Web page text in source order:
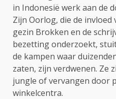
in Indonesië werk aan de
Zijn Oorlog, die de
gezin Brokken en de
bezetting onderzoekt,
de kampen waar
zaten, zijn verdwenen. Ze
jungle of vervangen door
winkelcentra.